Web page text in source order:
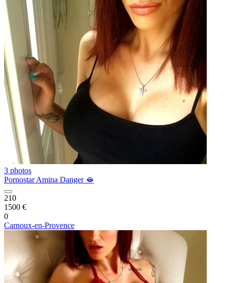
3 photos
Pornostar Amina Danger 🫦
210
1500 €
0
Carnoux-en-Provence